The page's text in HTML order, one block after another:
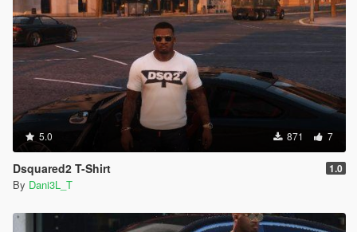
5.0 871 7
Dsquared2 T-Shirt 1.0
By Dani3L_T